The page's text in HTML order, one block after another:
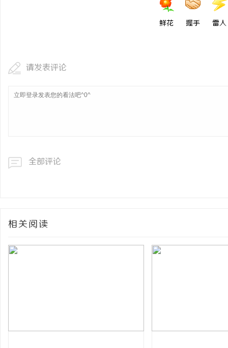
鲜花 握手 雷人
请发表评论
全部评论
相关阅读